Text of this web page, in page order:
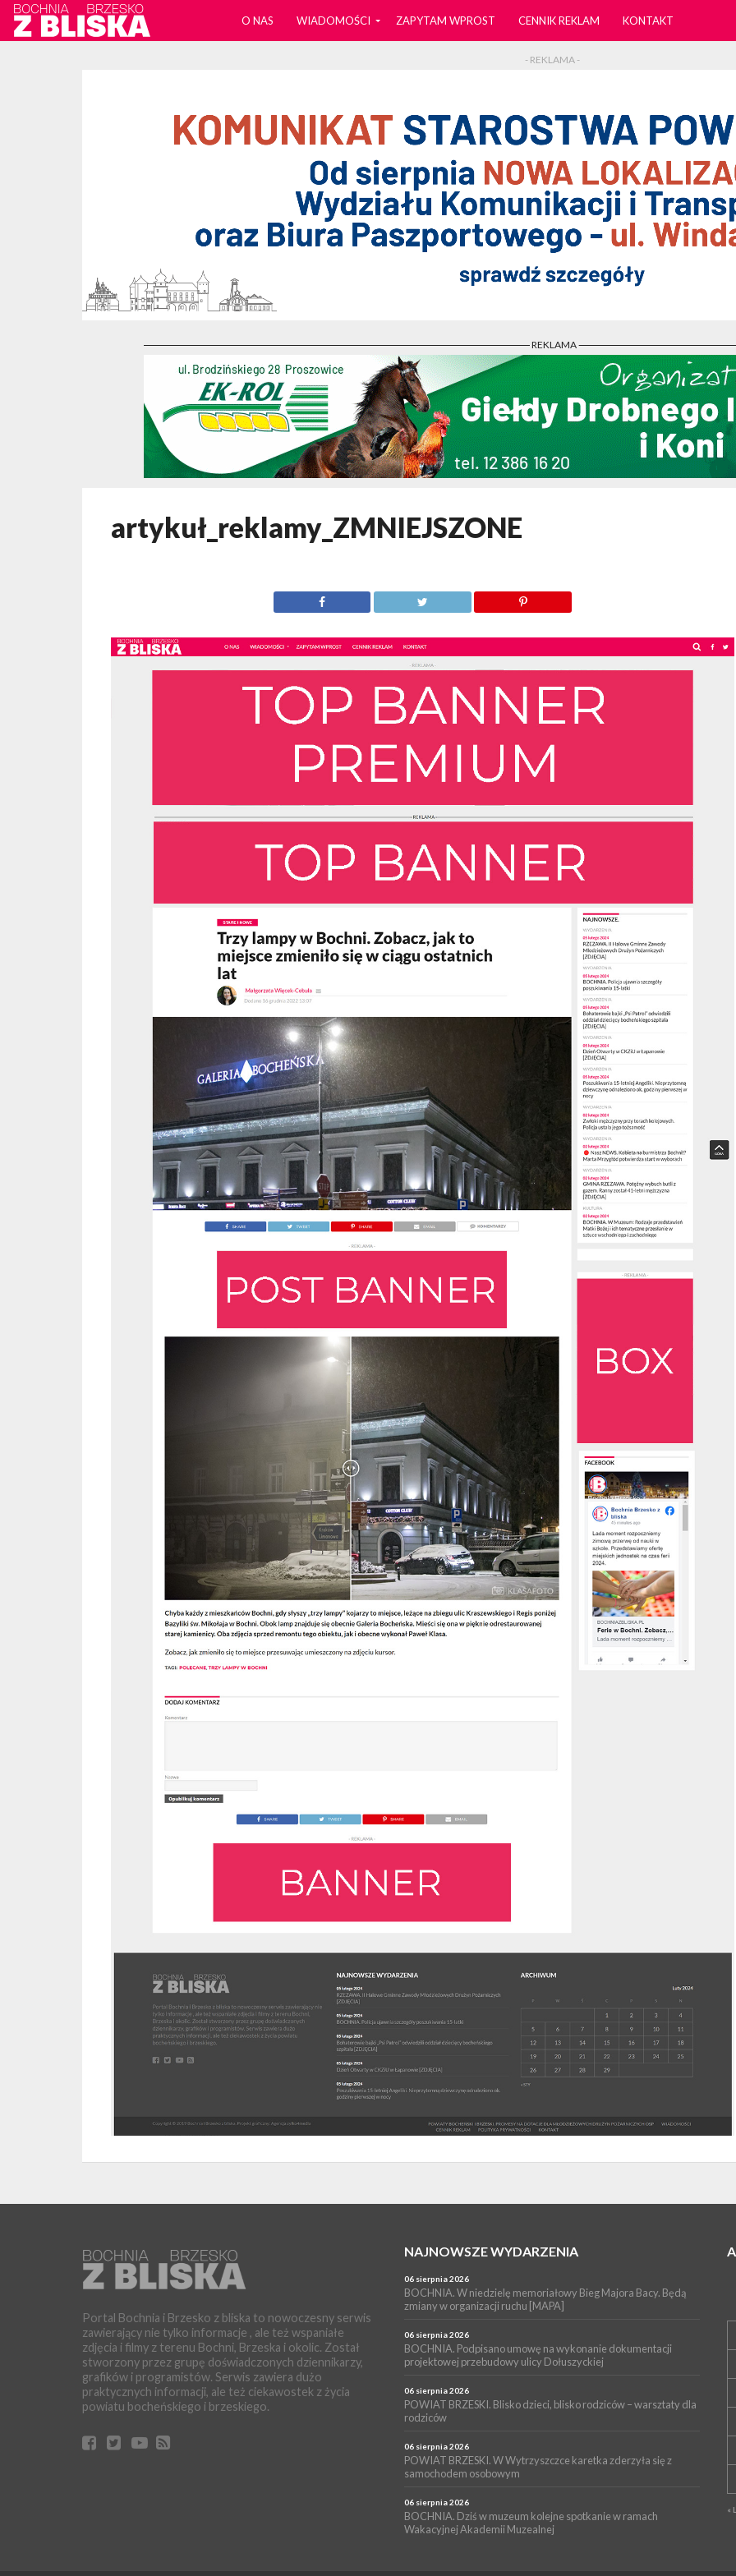
O NAS WIADOMOŚCI ZAPYTAM WPROST CENNIK REKLAM KONTAKT
- REKLAMA -
- REKLAMA -
artykuł_reklamy_ZMNIEJSZONE
Portal Bochnia i Brzesko z bliska to nowoczesny serwis
zawierający nie tylko informacje , ale też wspaniałe
zdjęcia i filmy z terenu Bochni, Brzeska i okolic. Został
stworzony przez grupę doświadczonych dziennikarzy,
grafików i programistów. Serwis zawiera dużo
praktycznych informacji, ale też ciekawostek z życia
powiatu bocheńskiego i brzeskiego.
NAJNOWSZE WYDARZENIA
06 sierpnia 2026
BOCHNIA. W niedzielę memoriałowy Bieg Majora Bacy. Będą
zmiany w organizacji ruchu [MAPA]
06 sierpnia 2026
BOCHNIA. Podpisano umowę na wykonanie dokumentacji
projektowej przebudowy ulicy Dołuszyckiej
06 sierpnia 2026
POWIAT BRZESKI. Blisko dzieci, blisko rodziców – warsztaty dla
rodziców
06 sierpnia 2026
POWIAT BRZESKI. W Wytrzyszczce karetka zderzyła się z
samochodem osobowym
06 sierpnia 2026
BOCHNIA. Dziś w muzeum kolejne spotkanie w ramach
Wakacyjnej Akademii Muzealnej
«